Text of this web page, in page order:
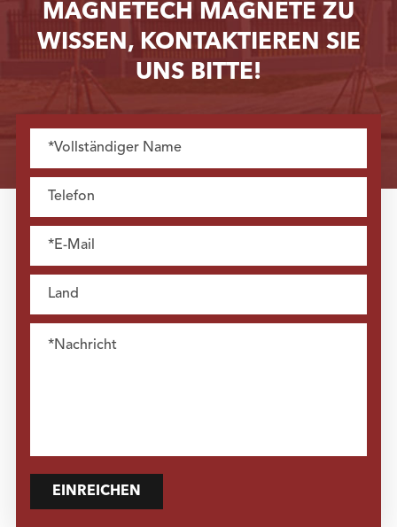
MAGNETECH MAGNETE ZU
WISSEN, KONTAKTIEREN SIE
UNS BITTE!
EINREICHEN